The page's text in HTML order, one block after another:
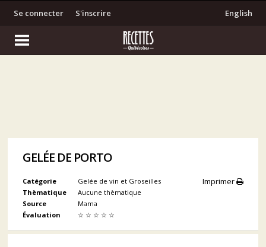
S'inscrire
Se connecter English
GELÉE DE PORTO
Imprimer
Catégorie
Gelée de vin et Groseilles
Thèmatique
Aucune thèmatique
Source
Mama
Évaluation
☆ ☆ ☆ ☆ ☆